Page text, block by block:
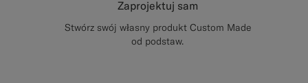
Zaprojektuj sam
Stwórz swój własny produkt Custom Made
od podstaw.